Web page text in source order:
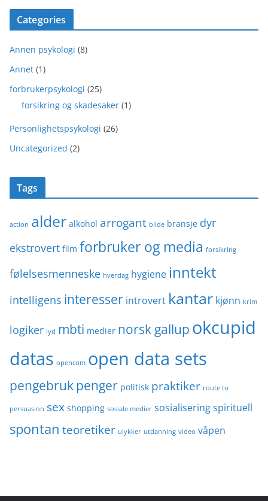
Categories
Annen psykologi (8)
Annet (1)
forbrukerpsykologi (25)
forsikring og skadesaker (1)
Personlighetspsykologi (26)
Uncategorized (2)
Tags
action alder alkohol arrogant bilde bransje dyr
ekstrovert film forbruker og media forsikring
følelsesmenneske hverdag hygiene inntekt
intelligens interesser introvert kantar kjønn krim
logiker lyd mbti medier norsk gallup okcupid
datas opencom open data sets
pengebrukpenger politisk praktiker route to
persuasion sex shopping sosiale medier sosialiseringspirituell
spontan teoretiker ulykker utdanning video våpen